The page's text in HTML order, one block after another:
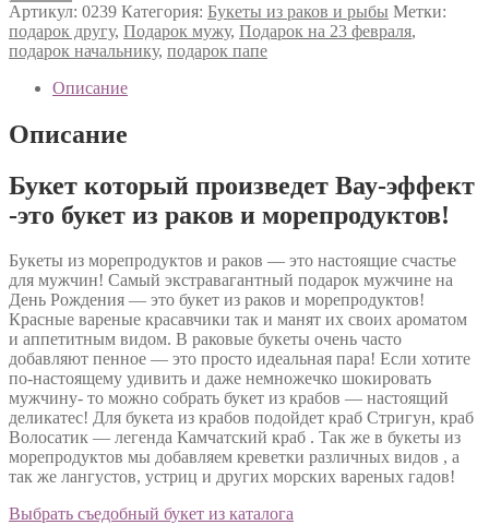
Артикул: 0239 Категория: Букеты из раков и рыбы Метки:
подарок другу, Подарок мужу, Подарок на 23 февраля,
подарок начальнику, подарок папе
Описание
Описание
Букет который произведет Вау-эффект
-это букет из раков и морепродуктов!
Букеты из морепродуктов и раков — это настоящие счастье
для мужчин! Самый экстравагантный подарок мужчине на
День Рождения — это букет из раков и морепродуктов!
Красные вареные красавчики так и манят их своих ароматом
и аппетитным видом. В раковые букеты очень часто
добавляют пенное — это просто идеальная пара! Если хотите
по-настоящему удивить и даже немножечко шокировать
мужчину- то можно собрать букет из крабов — настоящий
деликатес! Для букета из крабов подойдет краб Стригун, краб
Волосатик — легенда Камчатский краб . Так же в букеты из
морепродуктов мы добавляем креветки различных видов , а
так же лангустов, устриц и других морских вареных гадов!
Выбрать съедобный букет из каталога